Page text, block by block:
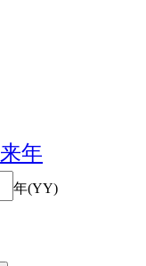
来年
年(YY)